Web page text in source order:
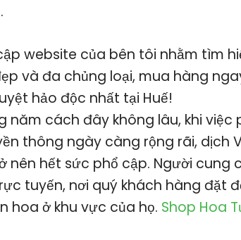
website của bên tôi nhằm tìm
và đa chủng loại, mua hàng
hảo độc nhất tại Huế!
năm cách đây không lâu, khi
thông ngày càng rộng rãi, dịch
nên hết sức phổ cập. Người
tuyến, nơi quý khách hàng đặt
hoa ở khu vực của họ. Shop Hoa